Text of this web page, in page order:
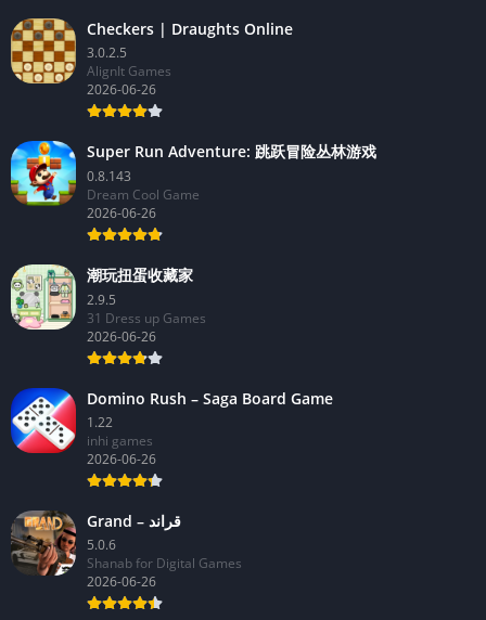
Checkers | Draughts Online
3.0.2.5
AlignIt Games
2026-06-26
Super Run Adventure: 跳跃冒险丛林游戏
0.8.143
Dream Cool Game
2026-06-26
潮玩扭蛋收藏家
2.9.5
31 Dress up Games
2026-06-26
Domino Rush – Saga Board Game
1.22
inhi games
2026-06-26
Grand – قراند
5.0.6
Shanab for Digital Games
2026-06-26